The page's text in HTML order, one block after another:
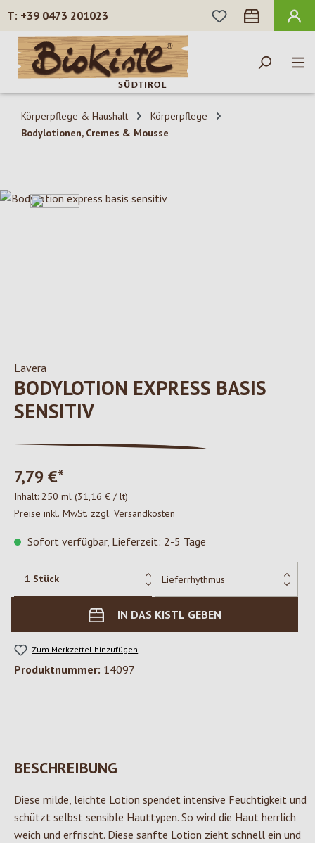
Zum Hauptinhalt springen
+39 0473 201023
DU HAST 0
Körperpflege & Haushalt
Körperpflege
Bodylotionen, Cremes & Mousse
Bildergalerie überspringen
Lavera
BODYLOTION EXPRESS BASIS
SENSITIV
7,79 €*
Inhalt: 250 ml (31,16 € / lt)
Preise inkl. MwSt. zzgl. Versandkosten
Sofort verfügbar, Lieferzeit: 2-5 Tage
IN DAS KISTL GEBEN
Zum Merkzettel hinzufügen
Produktnummer: 14097
BESCHREIBUNG
Diese milde, leichte Lotion spendet intensive Feuchtigkeit und
schützt selbst sensible Hauttypen. So wird die Haut herrlich
weich und erfrischt. Diese sanfte Lotion zieht schnell ein und